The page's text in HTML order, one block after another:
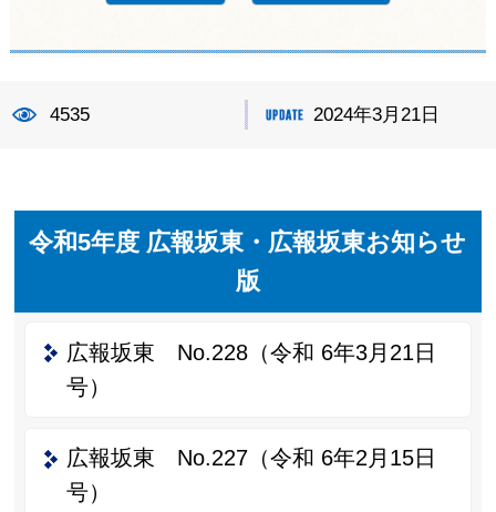
4535 2024年3月21日
令和5年度 広報坂東・広報坂東お知らせ
版
広報坂東 No.228（令和 6年3月21日
号）
広報坂東 No.227（令和 6年2月15日
号）